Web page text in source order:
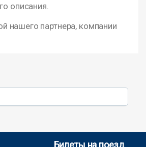
описания.
нашего партнера, компании
Билеты на поезд